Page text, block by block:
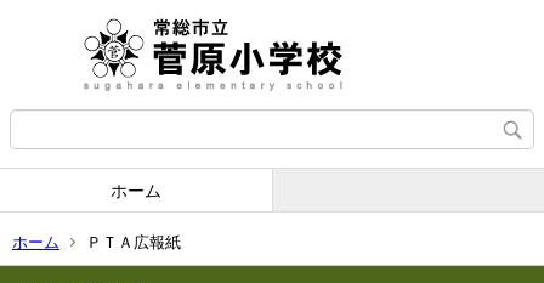
ホーム
ホーム ＰＴＡ広報紙